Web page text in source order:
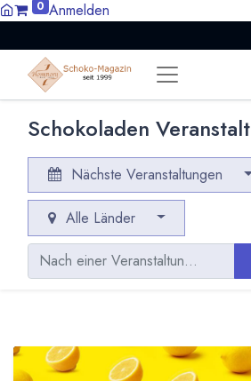
0 Anmelden
Schokoladen
Nächste Veranstaltungen
Alle Länder